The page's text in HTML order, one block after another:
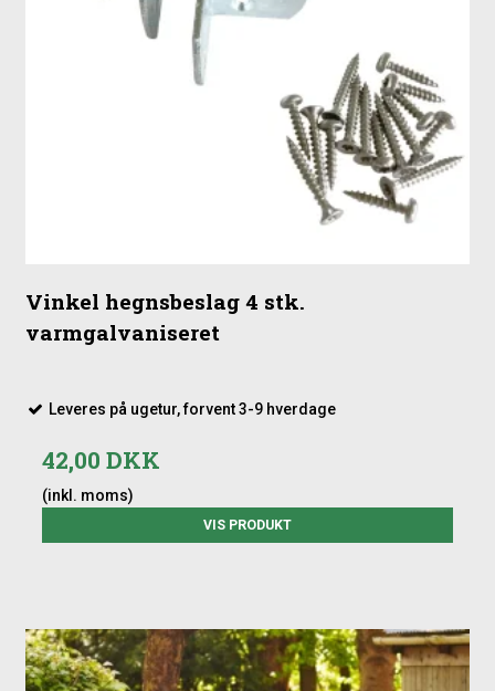
Vinkel hegnsbeslag 4 stk.
varmgalvaniseret
Leveres på ugetur, forvent 3-9 hverdage
42,00 DKK
(inkl. moms)
VIS PRODUKT